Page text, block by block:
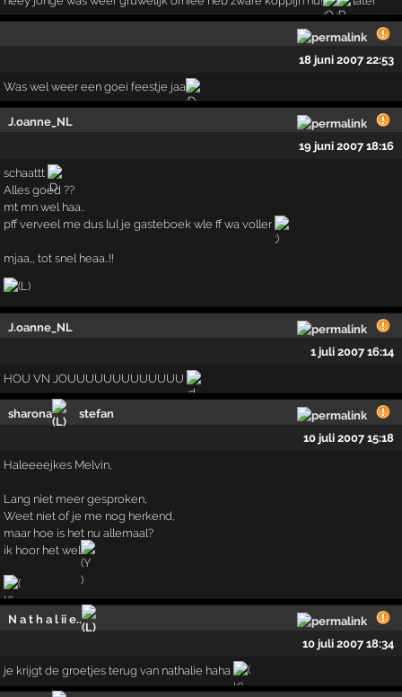
18 juni 2007 22:53
Was wel weer een goei feestje jaa
J.oanne_NL
19 juni 2007 18:16
schaattt
Alles goed ??
mt mn wel haa..
pff verveel me dus lul je gasteboek wle ff wa voller
mjaa,, tot snel heaa..!!
J.oanne_NL
1 juli 2007 16:14
HOU VN JOUUUUUUUUUUUUU
sharona
stefan
10 juli 2007 15:18
Haleeeejkes Melvin,
Lang niet meer gesproken,
Weet niet of je me nog herkend,
maar hoe is het nu allemaal?
ik hoor het wel
N a t h a l ii e..
10 juli 2007 18:34
je krijgt de groetjes terug van nathalie haha